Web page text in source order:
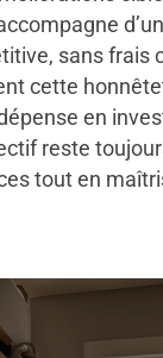
sans frais
cette
en
reste
tout en